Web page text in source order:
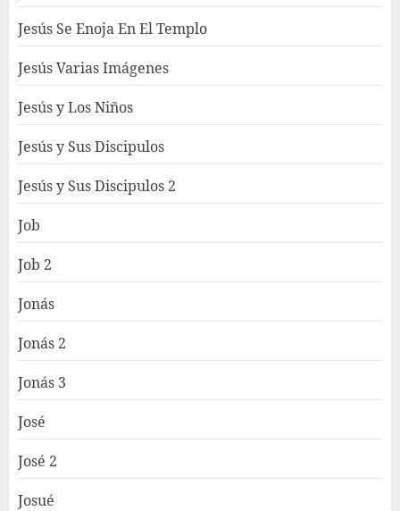
Jesús Se Enoja En El Templo
Jesús Varias Imágenes
Jesús y Los Niños
Jesús y Sus Discipulos
Jesús y Sus Discipulos 2
Job
Job 2
Jonás
Jonás 2
Jonás 3
José
José 2
Josué